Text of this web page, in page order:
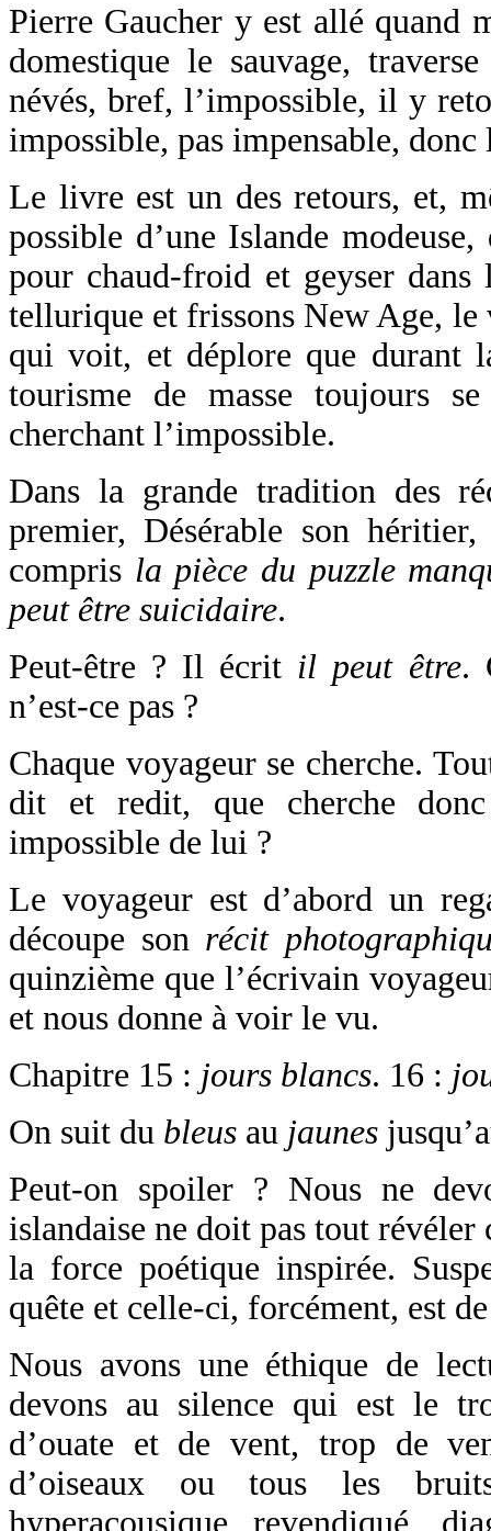
Pierre Gaucher y est allé quand
domestique le sauvage,
névés, bref, l’impossible, il y
impossible, pas impensable,
Le livre est un des retours, et,
possible d’une Islande
pour chaud-froid et geyser dans
tellurique et frissons New Age,
qui voit, et déplore que durant
tourisme de masse toujours
cherchant l’impossible.
Dans la grande tradition des
premier, Désérable son
compris la pièce du puzzle
peut être suicidaire.
Peut-être ? Il écrit il peut être.
n’est-ce pas ?
Chaque voyageur se cherche.
dit et redit, que cherche
impossible de lui ?
Le voyageur est d’abord un
découpe son récit
quinzième que l’écrivain
et nous donne à voir le vu.
Chapitre 15 : jours blancs. 16 :
On suit du bleus au jaunes
Peut-on spoiler ? Nous ne
islandaise ne doit pas tout révéler
la force poétique inspirée.
quête et celle-ci, forcément, est
Nous avons une éthique de
devons au silence qui est le
d’ouate et de vent, trop de
d’oiseaux ou tous les
hyperacousique revendiqué,